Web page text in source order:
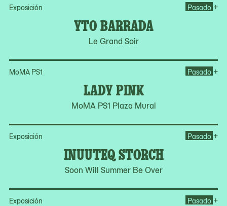
Exposición
YTO BARRADA
Le Grand Soir
Pasado +
MoMA PS1
LADY PINK
MoMA PS1 Plaza Mural
Pasado +
Exposición
INUUTEQ STORCH
Soon Will Summer Be Over
Pasado +
Exposición Pasado +